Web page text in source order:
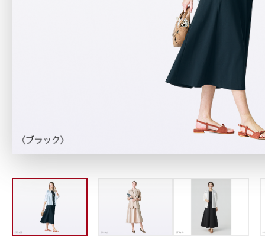
定期お届けサ
スキンケア人気ライン